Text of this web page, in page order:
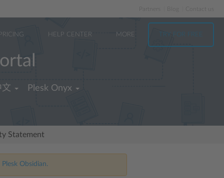
Partners
HELP CENTER MORE TRY FOR FREE
Plesk Onyx
Statement
Obsidian.